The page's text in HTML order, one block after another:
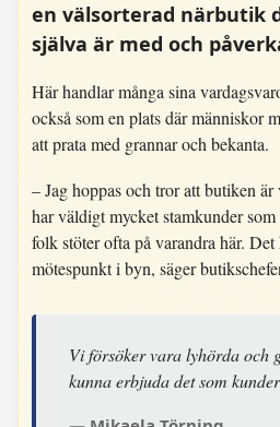
en välsorterad närbutik
själva är med och
Här handlar många sina
också som en plats där människor
att prata med grannar och bekanta.
– Jag hoppas och tror att butiken
har väldigt mycket stamkunder
folk stöter ofta på varandra här.
mötespunkt i byn, säger
Vi försöker vara lyhörda och
kunna erbjuda det som